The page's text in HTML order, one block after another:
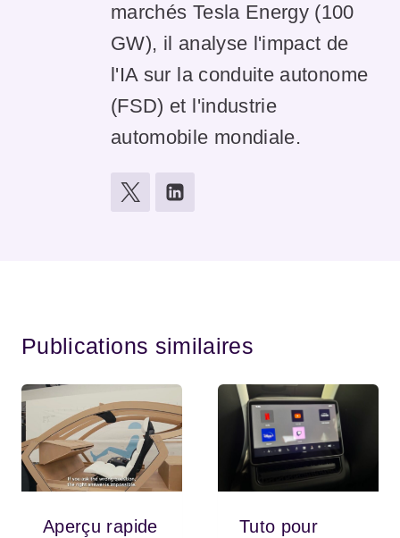
marchés Tesla Energy (100
GW), il analyse l'impact de
l'IA sur la conduite autonome
(FSD) et l'industrie
automobile mondiale.
Publications similaires
Aperçu rapide
Tuto pour